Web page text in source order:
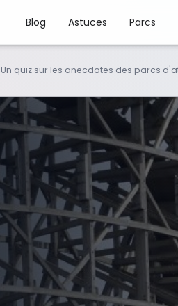
Blog Astuces Parcs
Un quiz sur les anecdotes des parcs